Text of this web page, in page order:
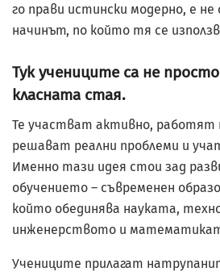
го прави истински модерно, е
начинът, по който тя се
Тук учениците са не
класната стая.
Те участват активно, работят
решават реални проблеми и
Именно тази идея стои зад
обучението – съвременен
който обединява науката,
инженерството и
Учениците прилагат